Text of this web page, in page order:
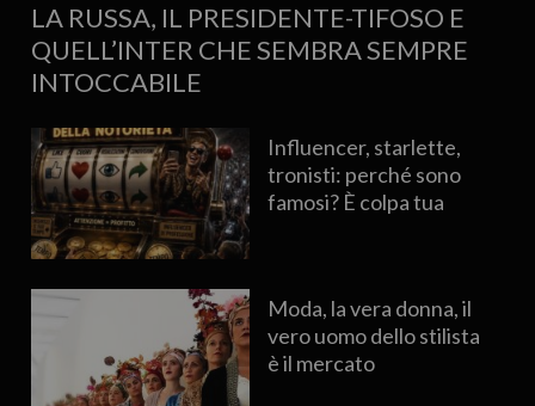
LA RUSSA, IL PRESIDENTE-TIFOSO E
QUELL’INTER CHE SEMBRA SEMPRE
INTOCCABILE
Influencer, starlette,
tronisti: perché sono
famosi? È colpa tua
Moda, la vera donna, il
vero uomo dello stilista
è il mercato